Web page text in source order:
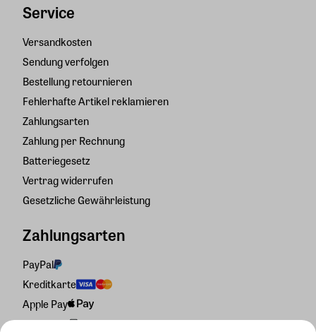
Service
Versandkosten
Sendung verfolgen
Bestellung retournieren
Fehlerhafte Artikel reklamieren
Zahlungsarten
Zahlung per Rechnung
Batteriegesetz
Vertrag widerrufen
Gesetzliche Gewährleistung
Zahlungsarten
PayPal
Kreditkarte
Apple Pay
Rechnung